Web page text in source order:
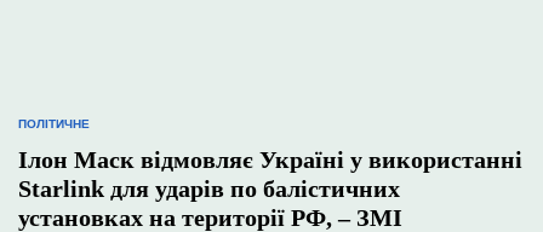
ОПУБЛІКУВАТИ
ПОЛІТИЧНЕ
Ілон Маск відмовляє Україні у використанні
Starlink для ударів по балістичних
установках на території РФ, – ЗМІ